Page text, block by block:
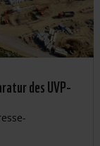
des UVP-